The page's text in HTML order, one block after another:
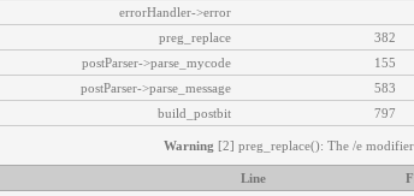
errorHandler->error
382
preg_replace
155
postParser->parse_mycode
583
postParser->parse_message
797
build_postbit
Warning [2] preg_replace(): The /e
Line